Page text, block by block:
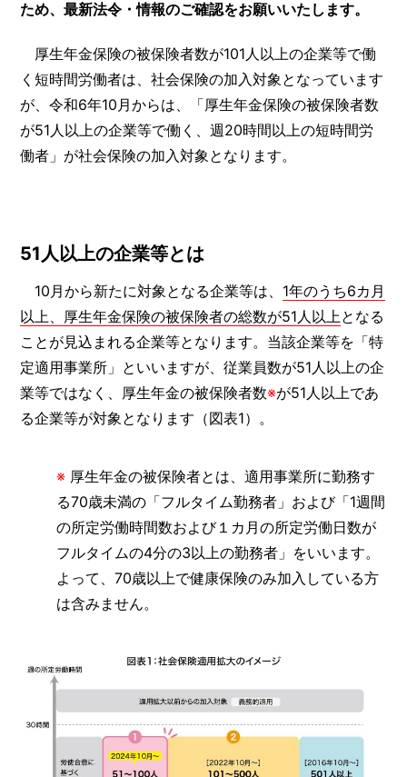
ため、最新法令・情報のご確認をお願いいたします。
厚生年金保険の被保険者数が101人以上の企業等で働
く短時間労働者は、社会保険の加入対象となっています
が、令和6年10月からは、「厚生年金保険の被保険者数
が51人以上の企業等で働く、週20時間以上の短時間労
働者」が社会保険の加入対象となります。
51人以上の企業等とは
10月から新たに対象となる企業等は、 1年のうち6カ月
以上、厚生年金保険の被保険者の総数が51人以上となる
ことが見込まれる企業等となります。当該企業等を「特
定適用事業所」といいますが、従業員数が51人以上の企
業等ではなく、厚生年金の被保険者数※が51人以上であ
る企業等が対象となります（図表1）。
※ 厚生年金の被保険者とは、適用事業所に勤務す
る70歳未満の「フルタイム勤務者」および「1週間
の所定労働時間数および１カ月の所定労働日数が
フルタイムの4分の3以上の勤務者」をいいます。
よって、70歳以上で健康保険のみ加入している方
は含みません。